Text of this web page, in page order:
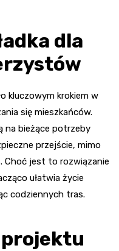
dla
kluczowym krokiem w
się mieszkańców.
na bieżące potrzeby
przejście, mimo
Choć jest to rozwiązanie
ułatwia życie
codziennych tras.
projektu